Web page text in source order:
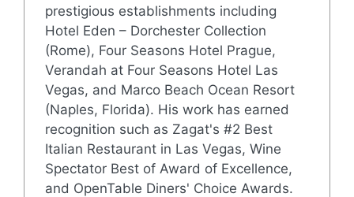
prestigious establishments including
Hotel Eden – Dorchester Collection
(Rome), Four Seasons Hotel Prague,
Verandah at Four Seasons Hotel Las
Vegas, and Marco Beach Ocean Resort
(Naples, Florida). His work has earned
recognition such as Zagat's #2 Best
Italian Restaurant in Las Vegas, Wine
Spectator Best of Award of Excellence,
and OpenTable Diners' Choice Awards.